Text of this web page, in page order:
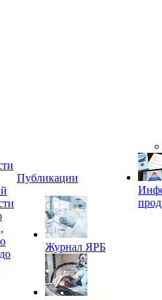
Публикации
Журнал ЯРБ